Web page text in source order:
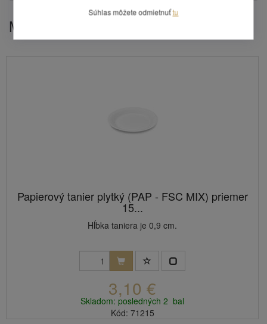
Mohlo by Vás zaujímať
Papierový tanier plytký (PAP - FSC MIX) priemer
15...
Hĺbka taniera je 0,9 cm.
3,10 €
Skladom: posledných 2 bal
Kód: 71215
Súhlas môžete odmietnuťtu